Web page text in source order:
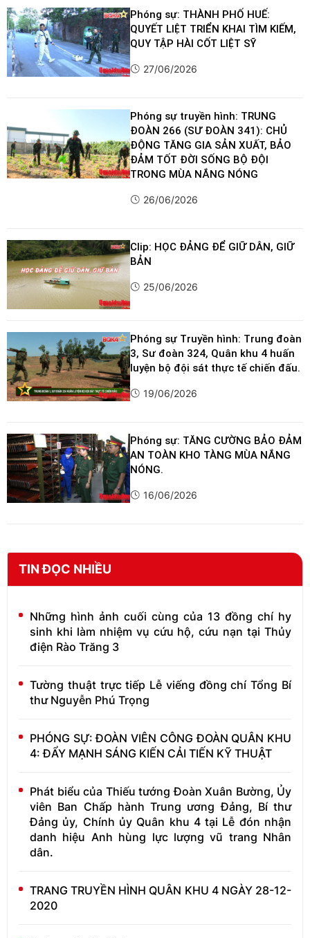
Phóng sự: THÀNH PHỐ HUẾ:
QUYẾT LIỆT TRIỂN KHAI TÌM KIẾM,
QUY TẬP HÀI CỐT LIỆT SỸ
27/06/2026
Phóng sự truyền hình: TRUNG
ĐOÀN 266 (SƯ ĐOÀN 341): CHỦ
ĐỘNG TĂNG GIA SẢN XUẤT, BẢO
ĐẢM TỐT ĐỜI SỐNG BỘ ĐỘI
TRONG MÙA NẮNG NÓNG
26/06/2026
Clip: HỌC ĐẢNG ĐỂ GIỮ DÂN, GIỮ
BẢN
25/06/2026
Phóng sự Truyền hình: Trung đoàn
3, Sư đoàn 324, Quân khu 4 huấn
luyện bộ đội sát thực tế chiến đấu.
19/06/2026
Phóng sự: TĂNG CƯỜNG BẢO ĐẢM
AN TOÀN KHO TÀNG MÙA NẮNG
NÓNG.
16/06/2026
TIN ĐỌC NHIỀU
Những hình ảnh cuối cùng của 13 đồng chí hy
sinh khi làm nhiệm vụ cứu hộ, cứu nạn tại Thủy
điện Rào Trăng 3
Tường thuật trực tiếp Lễ viếng đồng chí Tổng Bí
thư Nguyễn Phú Trọng
PHÓNG SỰ: ĐOÀN VIÊN CÔNG ĐOÀN QUÂN KHU
4: ĐẨY MẠNH SÁNG KIẾN CẢI TIẾN KỸ THUẬT
Phát biểu của Thiếu tướng Đoàn Xuân Bường, Ủy
viên Ban Chấp hành Trung ương Đảng, Bí thư
Đảng ủy, Chính ủy Quân khu 4 tại Lễ đón nhận
danh hiệu Anh hùng lực lượng vũ trang Nhân
dân.
TRANG TRUYỀN HÌNH QUÂN KHU 4 NGÀY 28-12-
2020